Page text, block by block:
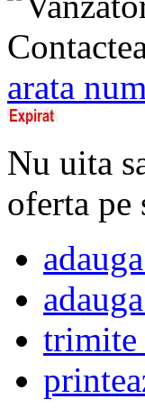
arata
Nu uita
oferta pe
trimite